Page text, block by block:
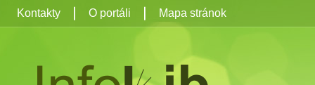
Kontakty O portáli Mapa stránok